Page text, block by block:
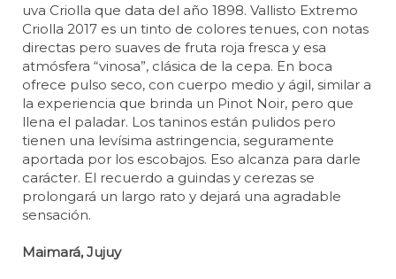
uva Criolla que data del año 1898. Vallisto Extremo
Criolla 2017 es un tinto de colores tenues, con notas
directas pero suaves de fruta roja fresca y esa
atmósfera “vinosa”, clásica de la cepa. En boca
ofrece pulso seco, con cuerpo medio y ágil, similar a
la experiencia que brinda un Pinot Noir, pero que
llena el paladar. Los taninos están pulidos pero
tienen una levísima astringencia, seguramente
aportada por los escobajos. Eso alcanza para darle
carácter. El recuerdo a guindas y cerezas se
prolongará un largo rato y dejará una agradable
sensación.
Maimará, Jujuy